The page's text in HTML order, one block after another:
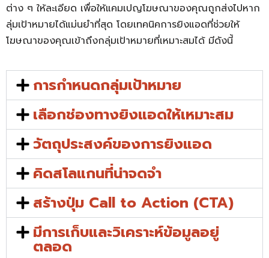
ต่าง ๆ ให้ละเอียด เพื่อให้แคมเปญโฆษณาของคุณถูกส่งไปหาก
ลุ่มเป้าหมายได้แม่นยำที่สุด โดยเทคนิคการยิงแอดที่ช่วยให้
โฆษณาของคุณเข้าถึงกลุ่มเป้าหมายที่เหมาะสมได้ มีดังนี้
การกำหนดกลุ่มเป้าหมาย
เลือกช่องทางยิงแอดให้เหมาะสม
วัตถุประสงค์ของการยิงแอด
คิดสโลแกนที่น่าจดจำ
สร้างปุ่ม Call to Action (CTA)
มีการเก็บและวิเคราะห์ข้อมูลอยู่
ตลอด